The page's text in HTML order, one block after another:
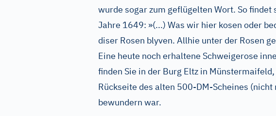
wurde sogar zum geflügelten Wort. So findet
Jahre 1649: »(...) Was wir hier kosen oder
diser Rosen blyven. Allhie unter der Rosen
Eine heute noch erhaltene Schweigerose
finden Sie in der Burg Eltz in
Rückseite des alten 500-DM-Scheines (nicht
bewundern war.